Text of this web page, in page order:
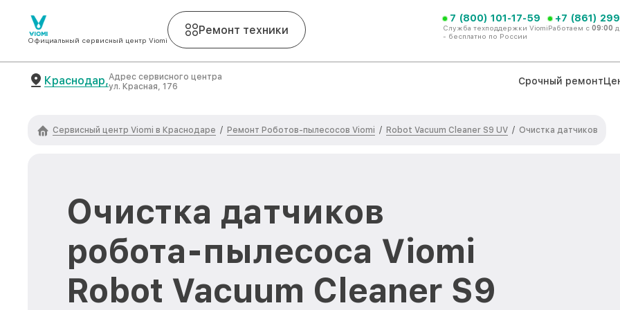
Официальный сервисный центр Viomi
Ремонт техники
7 (800) 101-17-59
Служба техподдержки Viomi
- бесплатно по России
+7 (861)
Работаем с 09:00
Краснодар,Адрес сервисного центра
ул. Красная, 176
Срочный ремонт
Сервисный центр Viomi в Краснодаре / Ремонт Роботов-пылесосов Viomi / Robot Vacuum Cleaner S9 UV / Очистка датчиков
Очистка датчиков
робота-пылесоса Viomi
Robot Vacuum Cleaner S9